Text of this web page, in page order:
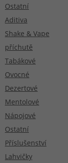
Ostatní
Aditiva
Shake & Vape
příchutě
Tabákové
Ovocné
Dezertové
Mentolové
Nápojové
Ostatní
Příslušenství
Lahvičky